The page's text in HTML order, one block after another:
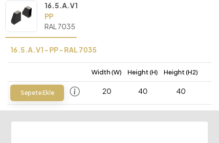
16.5.A.V1
PP
RAL 7035
16.5.A.V1 - PP - RAL 7035
Width (W) Height (H) Height (H2)
Sepete Ekle 20 40 40